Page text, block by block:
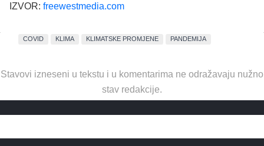
IZVOR: freewestmedia.com
COVID KLIMA KLIMATSKE PROMJENE PANDEMIJA
Stavovi izneseni u tekstu i u komentarima ne odražavaju nužno
stav redakcije.